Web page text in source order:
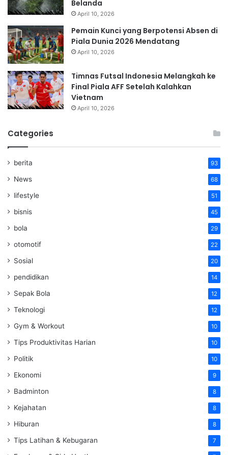
Belanda
April 10, 2026
Pemain Kunci yang Berpotensi Absen di
Piala Dunia 2026 Mendatang
April 10, 2026
Timnas Futsal Indonesia Melangkah ke
Final Piala AFF Setelah Kalahkan
Vietnam
April 10, 2026
Categories
berita 93
News 68
lifestyle 51
bisnis 45
bola 29
otomotif 22
Sosial 20
pendidikan 14
Sepak Bola 12
Teknologi 12
Gym & Workout 10
Tips Produktivitas Harian 10
Politik 10
Ekonomi 9
Badminton 8
Kejahatan 8
Hiburan 8
Tips Latihan & Kebugaran 7